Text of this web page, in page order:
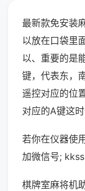
最新款免安装
以放在口袋里
以、重要的是
键，代表东，
遥控对应的位
对应的A键这
若你在仪器使
加微信号;
棋牌室麻将机